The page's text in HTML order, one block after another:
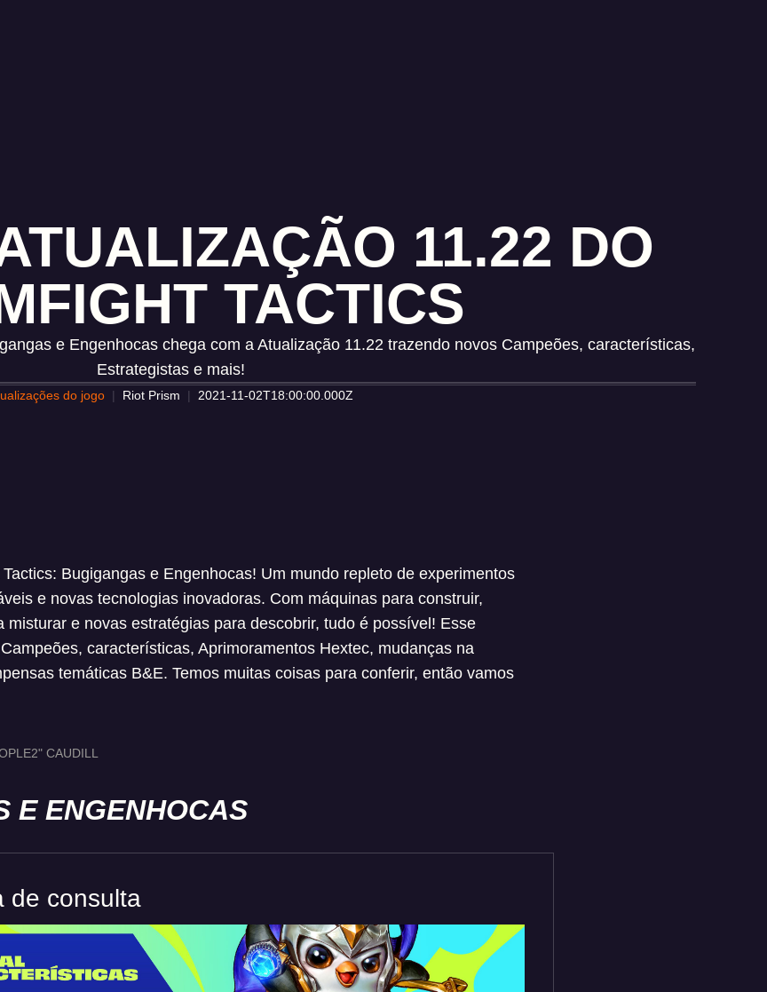
11.22 DO
TACTICS
e Engenhocas chega com a Atualização 11.22 trazendo novos Campeões, características,
Estrategistas e mais!
do jogo Riot Prism 2021-11-02T18:00:00.000Z
Bugigangas e Engenhocas! Um mundo repleto de experimentos
e novas tecnologias inovadoras. Com máquinas para construir,
misturar e novas estratégias para descobrir, tudo é possível! Esse
características, Aprimoramentos Hextec, mudanças na
temáticas B&E. Temos muitas coisas para conferir, então vamos
CAUDILL
E ENGENHOCAS
de consulta